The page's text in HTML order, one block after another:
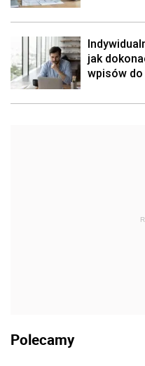
jak
wpisów do
Polecamy